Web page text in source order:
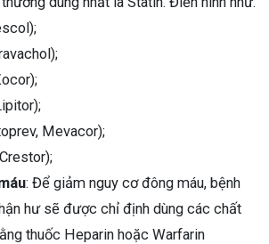
Mevacor);
: Để giảm nguy cơ đông máu, bệnh
hư sẽ được chỉ định dùng các chất
thuốc Heparin hoặc Warfarin